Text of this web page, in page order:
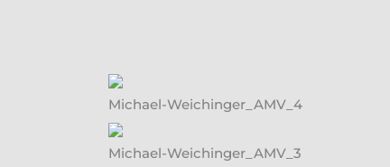
Michael-Weichinger_AMV_4
Michael-Weichinger_AMV_3